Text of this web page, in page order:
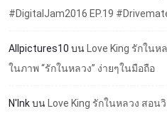
#DigitalJam2016 EP.19
Allpictures10 บนLove King รักใน
ในภาพ “รักในหลวง” ง่ายๆในมือถือ
N'InkบนLove King รักในหลวง สอน